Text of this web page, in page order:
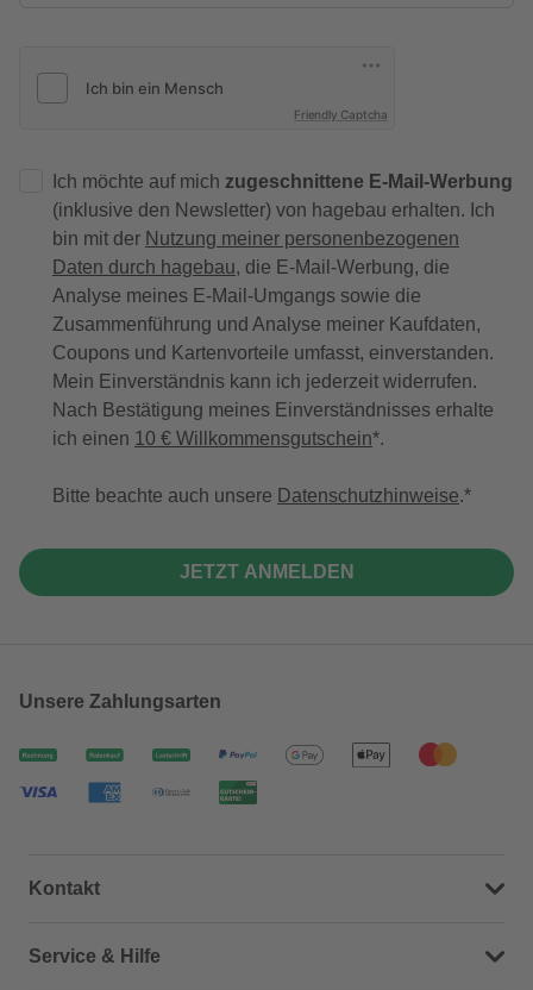
Friendly Captcha
Ich möchte auf mich zugeschnittene E-Mail-Werbung
(inklusive den Newsletter) von hagebau erhalten. Ich
bin mit der Nutzung meiner personenbezogenen
Daten durch hagebau, die E-Mail-Werbung, die
Analyse meines E-Mail-Umgangs sowie die
Zusammenführung und Analyse meiner Kaufdaten,
Coupons und Kartenvorteile umfasst, einverstanden.
Mein Einverständnis kann ich jederzeit widerrufen.
Nach Bestätigung meines Einverständnisses erhalte
ich einen 10 € Willkommensgutschein*.
Bitte beachte auch unsere Datenschutzhinweise.
JETZT ANMELDEN
Unsere Zahlungsarten
Kontakt
Dein Kontakt zu uns
Service & Hilfe